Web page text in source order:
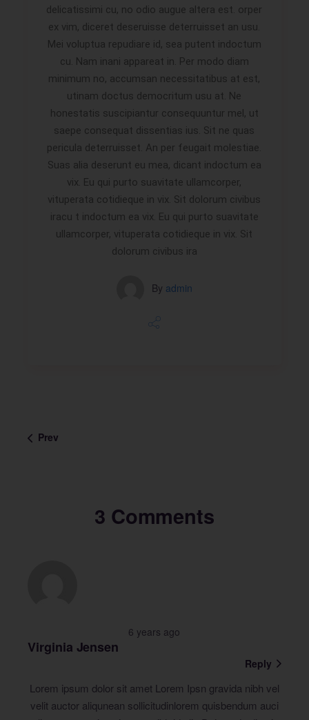
delicatissimi cu, no odio augue altera est. orper
ex vim, diceret deseruisse deterruisset an usu.
Mei voluptua repudiare id, sea putent indoctum
cu. Nam inani appareat in. Per modo diam
minimum no, accumsan necessitatibus at est,
utinam doctus democritum usu at. Ne
honestatis suscipiantur consequuntur mel, ut
saepe consequat dissentias ius. Sit ne quas
pericula deterruisset. An per feugait molestiae.
Suas alia deserunt eu mea, dicant indoctum ea
vix. Eu qui purto suavitate ullamcorper,
vituperata cotidieque in vix. Sit dolorum civibus
iracu t indoctum ea vix. Eu qui purto suavitate
ullamcorper, vituperata cotidieque in vix. Sit
dolorum civibus ira
By admin
Prev
3 Comments
6 years ago
Virginia Jensen
Reply
Lorem ipsum dolor sit amet Lorem Ipsn gravida nibh vel
velit auctor aliqunean sollicitudinlorem quisbendum auci